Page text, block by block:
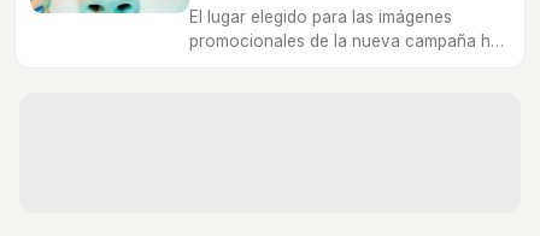
El lugar elegido para las imágenes
promocionales de la nueva campaña ha